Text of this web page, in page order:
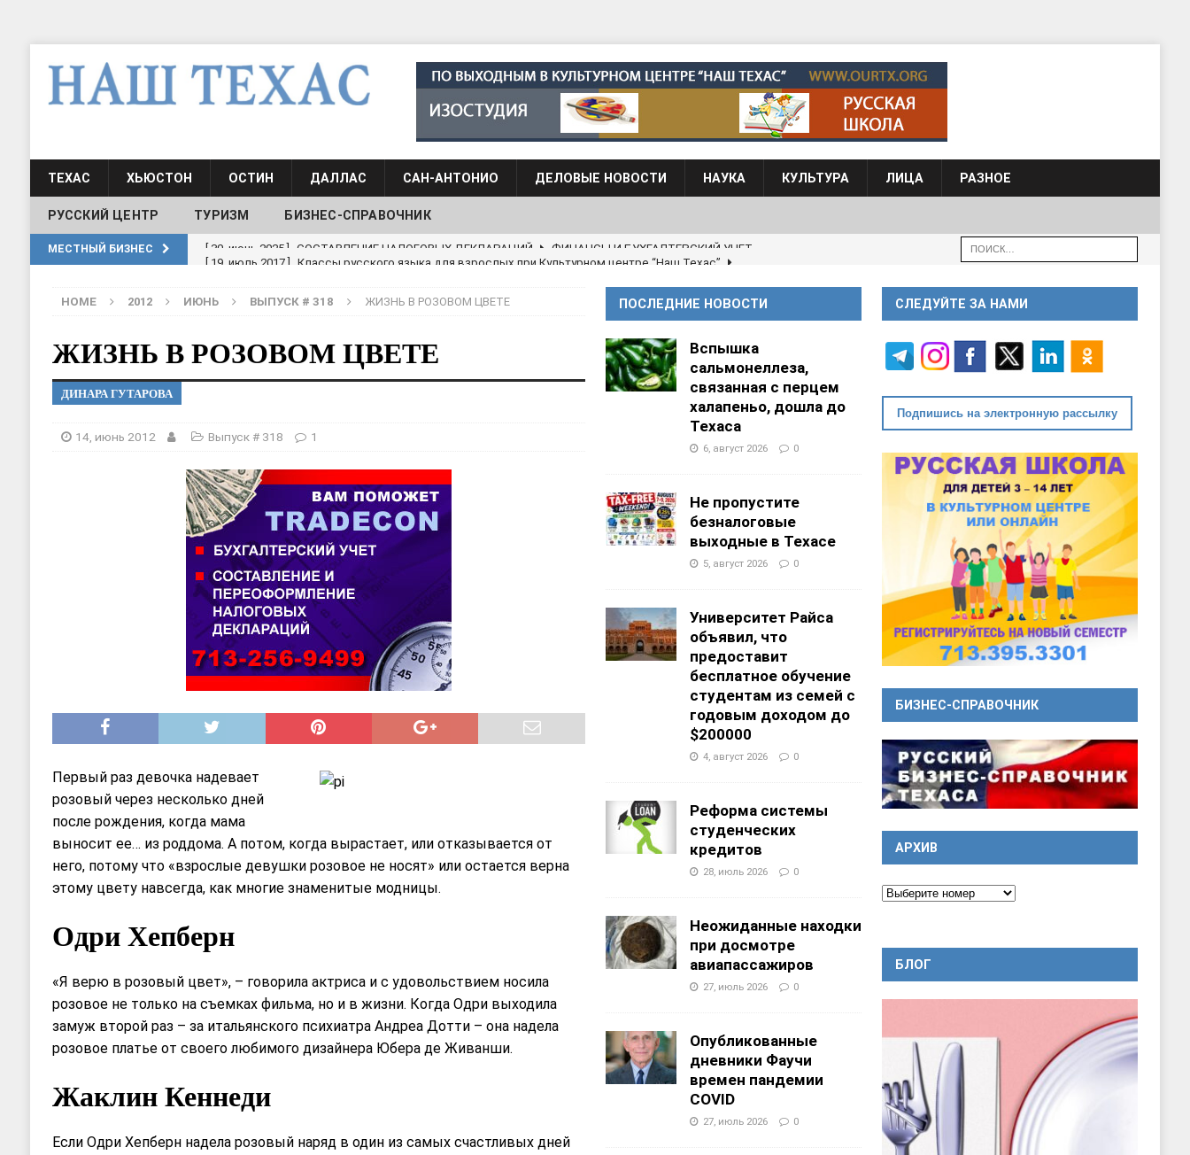
ТЕХАС ХЬЮСТОН ОСТИН ДАЛЛАС САН-АНТОНИО ДЕЛОВЫЕ НОВОСТИ НАУКА КУЛЬТУРА ЛИЦА РАЗНОЕ
РУССКИЙ ЦЕНТР ТУРИЗМ БИЗНЕС-СПРАВОЧНИК
МЕСТНЫЙ БИЗНЕС [ 19, июль 2017 ] Классы русского языка для взрослых при Культурном центре “Наш Техас”
[ 19, июль 2017 ] Школа русского языка при культурном центре “Наш Техас” ШКОЛЫ И
Sophia Dance
ФИНАНСЫ И БУХГАЛТЕРСКИЙ УЧЕТ
HOME 2012 ИЮНЬ ВЫПУСК # 318 ЖИЗНЬ В РОЗОВОМ ЦВЕТЕ
ЖИЗНЬ В РОЗОВОМ ЦВЕТЕ
ДИНАРА ГУТАРОВА
14, июнь 2012 Выпуск # 318 1
Первый раз девочка надевает
розовый через несколько дней
после рождения, когда мама
выносит ее… из роддома. А потом, когда вырастает, или отказывается от
него, потому что «взрослые девушки розовое не носят» или остается верна
этому цвету навсегда, как многие знаменитые модницы.
Одри Хепберн
«Я верю в розовый цвет», – говорила актриса и с удовольствием носила
розовое не только на съемках фильма, но и в жизни. Когда Одри выходила
замуж второй раз – за итальянского психиатра Андреа Дотти – она надела
розовое платье от своего любимого дизайнера Юбера де Живанши.
Жаклин Кеннеди
Если Одри Хепберн надела розовый наряд в один из самых счастливых дней
ПОСЛЕДНИЕ НОВОСТИ
Вспышка
сальмонеллеза,
связанная с перцем
халапеньо, дошла до
Техаса
6, август 2026 0
Не пропустите
безналоговые
выходные в Техасе
5, август 2026 0
Университет Райса
объявил, что
предоставит
бесплатное обучение
студентам из семей с
годовым доходом до
$200000
4, август 2026 0
Реформа системы
студенческих
кредитов
28, июль 2026 0
Неожиданные находки
при досмотре
авиапассажиров
27, июль 2026 0
Опубликованные
дневники Фаучи
времен пандемии
COVID
27, июль 2026 0
СЛЕДУЙТЕ ЗА НАМИ
Подпишись на электронную рассылку
БИЗНЕС-СПРАВОЧНИК
АРХИВ
БЛОГ